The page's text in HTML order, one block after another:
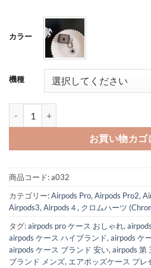
カラー
機種
お買い物カゴ
商品コード:a032
カテゴリー:Airpods Pro, Airpods Pro2,
Airpods3, Airpods４, クロムハーツ
タグ:airpods pro ケース おしゃれ,
airpods ケース ハイブランド, airpods ケ
airpods ケース ブランド 安い, airpods 第
ブランド メンズ, エアポッズケース プレ